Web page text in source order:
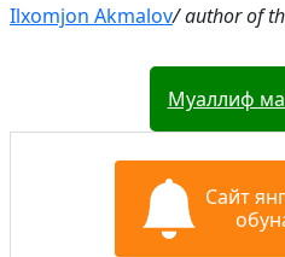
Ilxomjon Akmalov/ author of
Муаллиф
Сайт